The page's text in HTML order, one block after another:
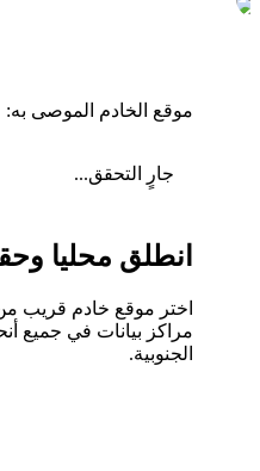
موقع الخادم الموصى به:
جارٍ التحقق...
انطلق محليا
اختر موقع خادم قريب
مراكز بيانات في جميع
الجنوبية.